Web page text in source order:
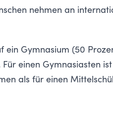
nehmen an
ein Gymnasium (50
einen Gymnasiasten
als für einen